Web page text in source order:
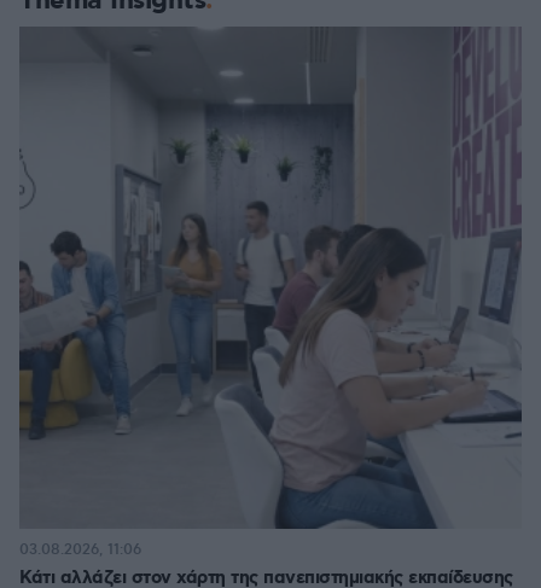
Κάτι αλλάζει στον χάρτη της πανεπιστημιακής εκπαίδευσης
03.08.2026, 11:06